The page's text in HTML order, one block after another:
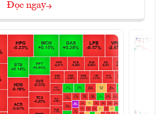
Đọc ngay